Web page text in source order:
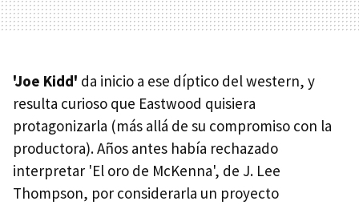
'Joe Kidd' da inicio a ese díptico del western, y
resulta curioso que Eastwood quisiera
protagonizarla (más allá de su compromiso con la
productora). Años antes había rechazado
interpretar 'El oro de McKenna', de J. Lee
Thompson, por considerarla un proyecto